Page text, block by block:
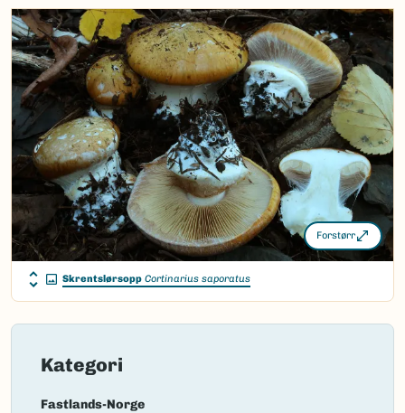
Calonarius saporatus
(Britzelm.) Niskanen &
Liimat.
Bokmål:skrentslørsopp
Nynorsk:skrentslørsopp
Nordsamisk/Davvisámegiella:Ingen
Vitenskapelig navn ID:52936
Takson ID:225097
Gå til Nortaxa for flere detaljer
(Ekstern lenke)
Forstørr
Skrentslørsopp Cortinarius saporatus
Kategori
Fastlands-Norge